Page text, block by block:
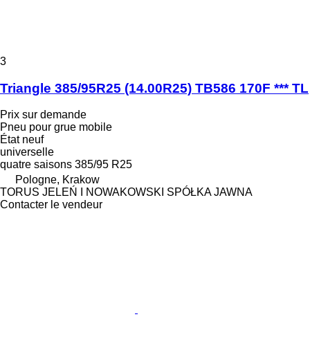
3
Triangle 385/95R25 (14.00R25) TB586 170F *** TL
Prix sur demande
Pneu pour grue mobile
Étatneuf
universelle
quatre saisons 385/95 R25
Pologne, Krakow
TORUS JELEŃ I NOWAKOWSKI SPÓŁKA JAWNA
Contacter le vendeur